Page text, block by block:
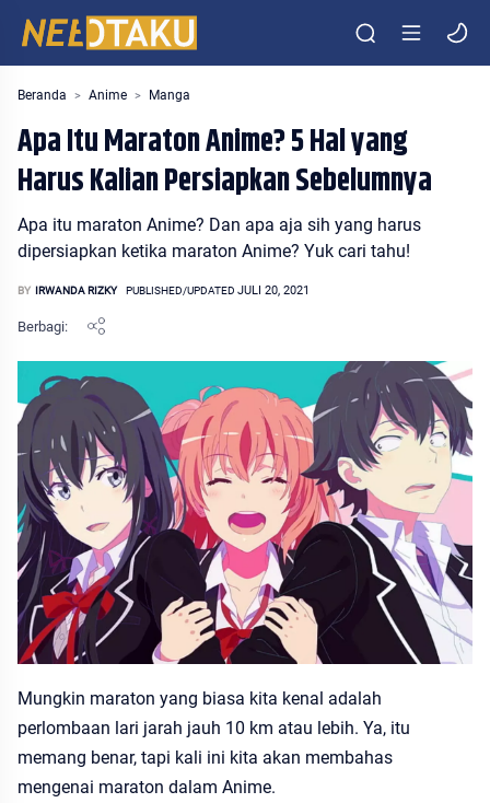
Beranda Anime Manga
Apa Itu Maraton Anime? 5 Hal yang
Harus Kalian Persiapkan Sebelumnya
Apa itu maraton Anime? Dan apa aja sih yang harus
dipersiapkan ketika maraton Anime? Yuk cari tahu!
Mungkin maraton yang biasa kita kenal adalah
perlombaan lari jarah jauh 10 km atau lebih. Ya, itu
memang benar, tapi kali ini kita akan membahas
mengenai maraton dalam Anime.